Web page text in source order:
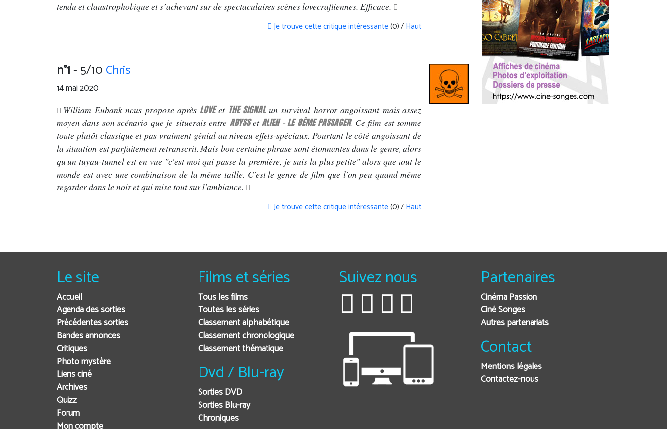
tendu et claustrophobique et s’achevant sur de spectaculaires scènes lovecraftiennes. Efficace.
Je trouve cette critique intéressante(0) / Haut
n°1- 5/10 Chris
14 mai 2020
William Eubank nous propose après LOVEet THE SIGNALun survival horror angoissant mais assez
moyen dans son scénario que je situerais entre ABYSSetALIEN - LE 8ÈME PASSAGER. Ce film est somme
toute plutôt classique et pas vraiment génial au niveau effets-spéciaux. Pourtant le côté angoissant de
la situation est parfaitement retranscrit. Mais bon certaine phrase sont étonnantes dans le genre, alors
qu'un tuyau-tunnel est en vue "c'est moi qui passe la première, je suis la plus petite" alors que tout le
monde est avec une combinaison de la même taille. C'est le genre de film que l'on peu quand même
regarder dans le noir et qui mise tout sur l'ambiance.
Je trouve cette critique intéressante(0) / Haut
Le site
Accueil
Agenda des sorties
Précédentes sorties
Bandes annonces
Critiques
Photo mystère
Liens ciné
Archives
Quizz
Forum
Films et séries
Tous les films
Toutes les séries
Classement alphabétique
Classement chronologique
Classement thématique
Dvd / Blu-ray
Sorties DVD
Sorties Blu-ray
Chroniques
Suivez nous Partenaires
Cinéma Passion
Ciné Songes
Autres partenariats
Contact
Mentions légales
Contactez-nous